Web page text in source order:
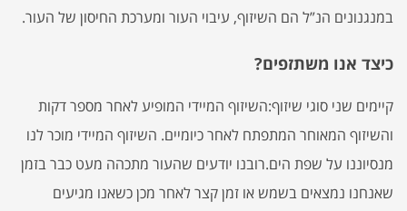
במנגנונים הנ”ל הם השיזוף, עיבוי העור ומערכת החיסון של העור.
כיצד אנו משתזפים?
קיימים שני סוגי שיזוף:השיזוף המיידי המופיע לאחר מספר דקות
והשיזוף המאוחר המתפתח לאחר כיומיים. השיזוף המיידי מוכר לנו
מנסיוננו על שפת הים.רובנו יודעים שהעור מתכהה מעט כבר בזמן
שאנחנו נמצאים בשמש או זמן קצר לאחר מכן כשאנו מגיעים